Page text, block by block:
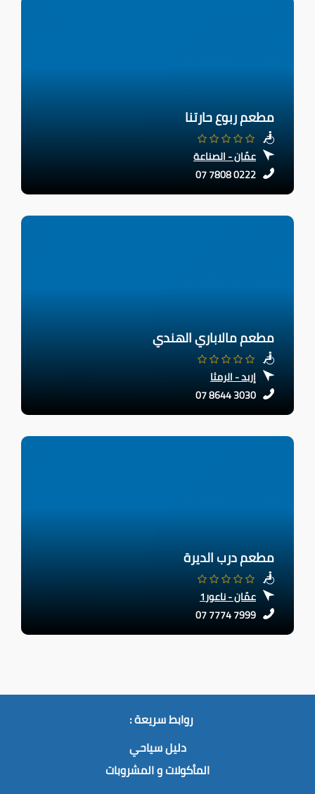
مطعم ربوع حارتنا
عمّان - الصناعة
07 7808 0222
مطعم مالاباري الهندي
إربد - الرمثا
07 8644 3030
مطعم درب الديرة
عمّان - ناعور1
07 7774 7999
روابط سريعة :
دليل سياحي
المأكولات و المشروبات